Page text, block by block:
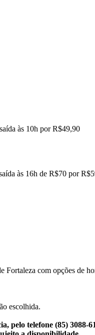
às 10h por R$49,90
às 16h de R$70 por
Fortaleza com opções de
escolhida.
pelo telefone (85)